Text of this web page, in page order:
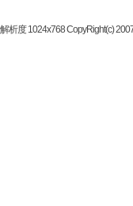
析度 1024x768 CopyRight(c)